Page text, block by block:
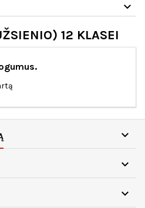
12 KLASEI


